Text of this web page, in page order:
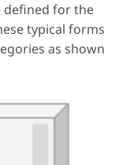
defined for the
typical forms
as shown